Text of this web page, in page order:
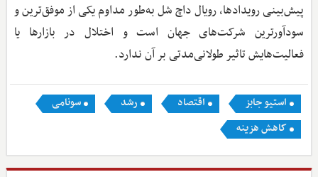
پیش‌بینی رویدادها، رویال داچ شل به‌طور مداوم یکی از موفق‌ترین و
سودآورترین شرکت‌های جهان است و اختلال در بازارها یا
فعالیت‌هایش تاثیر طولانی‌مدتی بر آن ندارد.
استیو جابز اقتصاد رشد
سونامی
کاهش هزینه